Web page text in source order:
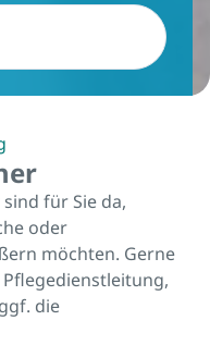
für Sie da,
oder
möchten. Gerne
die